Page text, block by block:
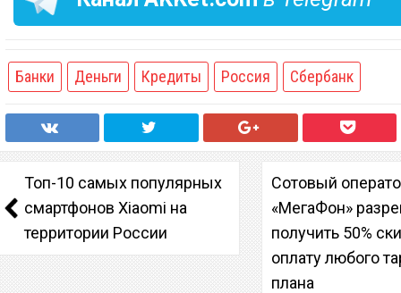
Банки Деньги Кредиты Россия Сбербанк
Топ-10 самых популярных
смартфонов Xiaomi на
территории России
Сотовый
«МегаФон»
получить 50%
оплату любого
плана